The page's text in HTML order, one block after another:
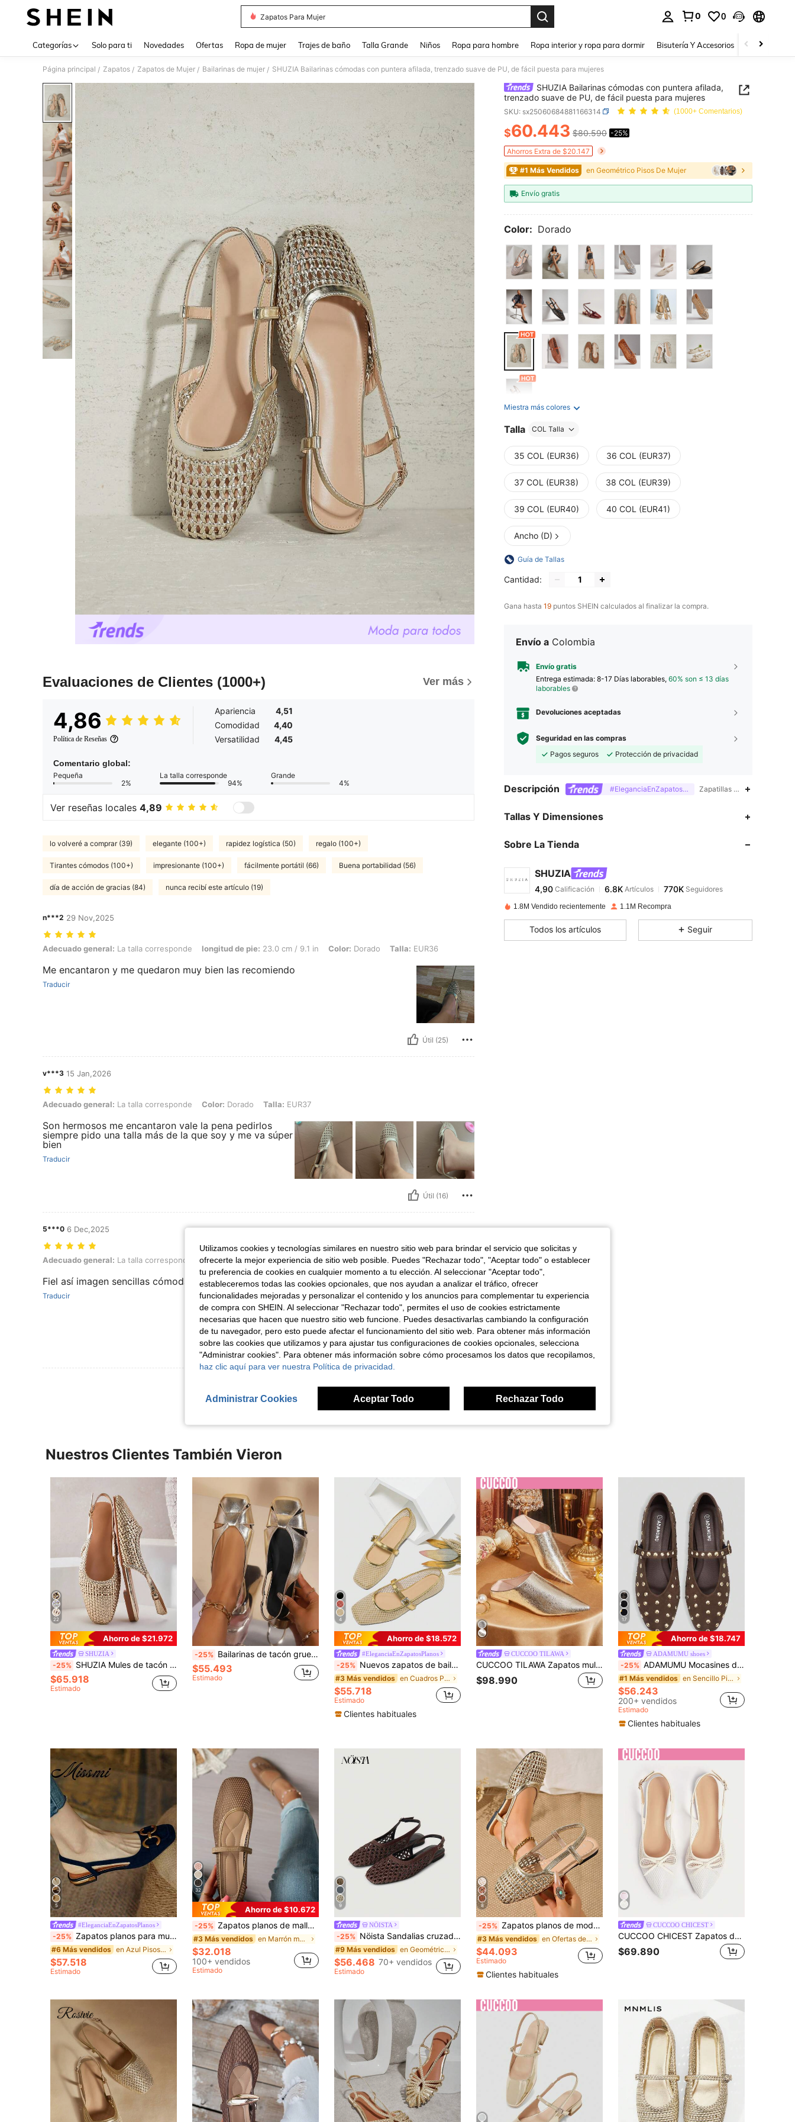
Zapatos Para Mujer
0 0
Categorías Solo para ti Novedades Ofertas Ropa de mujer Trajes de baño Talla Grande Niños Ropa para hombre Ropa interior y ropa para dormir Bisutería Y Accesorios Zapatos
Página principal / Zapatos / Zapatos de Mujer / Bailarinas de mujer / SHUZIA Bailarinas cómodas con puntera afilada, trenzado suave de PU, de fácil puesta para mujeres
Evaluaciones de Clientes (1000+) Ver más
4,86
Política de Reseñas
Apariencia
4,51
Comodidad
4,40
Versatilidad
4,45
Comentario global:
Pequeña
2%
La talla corresponde
94%
Grande
4%
Ver reseñas locales 4,89
lo volveré a comprar (39) elegante (100+) rapidez logística (50) regalo (100+)
Tirantes cómodos (100+) impresionante (100+) fácilmente portátil (66) Buena portabilidad (56)
día de acción de gracias (84) nunca recibí este artículo (19)
n***2 29 Nov,2025
Adecuado general: La talla corresponde, longitud de pie: 23.0 cm / 9.1 in, Color: Dorado, Talla: EUR36
Adecuado general: La talla corresponde longitud de pie: 23.0 cm / 9.1 in Color: Dorado Talla: EUR36
Me encantaron y me quedaron muy bien las recomiendo
Traducir
Útil (25)
v***3 15 Jan,2026
Adecuado general: La talla corresponde, Color: Dorado, Talla: EUR37
Adecuado general: La talla corresponde Color: Dorado Talla: EUR37
Son hermosos me encantaron vale la pena pedirlos
siempre pido una talla más de la que soy y me va súper
bien
Traducir
Útil (16)
5***0 6 Dec,2025
Adecuado general: La talla corresponde, Color: Negro, Talla: EUR40
Adecuado general: La talla corresponde Color:Negro Talla:EUR40
Fiel así imagen sencillas cómodas y lindas me gustó la compra
Traducir
Útil (4)
SHUZIA Bailarinas cómodas con puntera afilada,
trenzado suave de PU, de fácil puesta para mujeres
SKU: sx25060684881166314 (1000+ Comentarios)
PRICE AND AVAILABILITY
$60.443 $80.590 -25%
Ahorros Extra de $20.147
#1 Más Vendidos en Geométrico Pisos De Mujer
Envío gratis
Color: Dorado
Miestra más colores
Talla COL Talla
35 COL (EUR36) 36 COL (EUR37)
37 COL (EUR38) 38 COL (EUR39)
39 COL (EUR40) 40 COL (EUR41)
Ancho (D)
Guía de Tallas
Cantidad:
Gana hasta 19 puntos SHEIN calculados al finalizar la compra.
Envío a Colombia
Envío gratis
Entrega estimada: 8-17 Días laborables, 60% son ≤ 13 días
laborables
Devoluciones aceptadas
Seguridad en las compras
Pagos seguros
Protección de privacidad
Descripción #EleganciaEnZapatosPlanosZapatillas abiertas,Unidad
Tallas Y Dimensiones
Sobre La Tienda
SHUZIA
4,90
4,90 Calificación 6.8K
d***3pagó Hace 1 día
1.8M Vendido recientemente 1.1M Recompra
Todos los artículos Seguir
Nuestros Clientes También Vieron
22
Ahorro de $21.972
SHUZIA
-25% SHUZIA Mules de tacón con correa trasera de PU tejido de ganchillo elegantes para damas
$65.918
Estimado
-25% Bailarinas de tacón grueso estilo Mary Jane para mujer, diseño de tacón cuadrado y punta cerrada, para el Día de San Valentín
$55.493
Estimado
4
Ahorro de $18.572
#EleganciaEnZapatosPlanos
-25% Nuevos zapatos de bailarina para mujeres, zapatos planos cuadrados de punta para primavera, sandalias casuales transpirables de unicolor, zapatos elegantes y cómodos, dorados
#3 Más vendidos en Cuadros Pisos De Mujer
$55.718
Estimado
Clientes habituales
CUCCOO TILAWA
CUCCOO TILAWA Zapatos mule de punta puntiaguda clásicos dorados para mujer
$98.990
17
Ahorro de $18.747
ADAMUMU shoes
-25% ADAMUMU Mocasines de Moda de Alta Gama para Mujer Talla Grande, Cómodos y Ligeros, Adecuados para Primavera, Verano, Otoño e Invierno, Versátiles para el Uso Diario
#1 Más vendidos en Sencillo Pisos De Mujer
$56.243
200+ vendidos
Estimado
Clientes habituales
5
#EleganciaEnZapatosPlanos
-25% Zapatos planos para mujer, otoño 2025
#6 Más vendidos en Azul Pisos De Mujer
$57.518
Estimado
32
Ahorro de $10.672
-25% Zapatos planos de malla hueca para mujer, zapatos de ballet ligeros, cómodos y de moda, adecuados para el uso diario en verano, regalo del Día de la Madre
#3 Más vendidos en Marrón moca Pisos De Mujer
$32.018
100+ vendidos
Estimado
9
NÖISTA
-25% Nöista Sandalias cruzadas tejidas en marrón, diseñadas con delicados tops de malla y correas ajustables, transpirables y cómodas, estilo retro para salidas de primavera y ocasiones de banquete de verano
#9 Más vendidos en Geométrico Pisos De Mujer
$56.468 70+ vendidos
Estimado
8
-25% Zapatos planos de moda de verano para mujer con diseño de hebilla hueca, cómodos de usar, muy adecuados para viajes, vacaciones y el Día de la Madre, zapatos de ballet
#3 Más vendidos en Ofertas de nueva llegada Pisos De Mujer
$44.093
Estimado
Clientes habituales
CUCCOO CHICEST
CUCCOO CHICEST Zapatos de mujer de verano con suela plana, punta fina, estilo slingback, malla, lazo, transpirables, con hebilla, mules de moda para uso casual diario
$69.890
Utilizamos cookies y tecnologías similares en nuestro sitio web para brindar el servicio que solicitas y
ofrecerte la mejor experiencia de sitio web posible. Puedes "Rechazar todo", "Aceptar todo" o establecer
tu preferencia de cookies en cualquier momento a tu elección. Al seleccionar "Aceptar todo",
estableceremos todas las cookies opcionales, que nos ayudan a analizar el tráfico, ofrecer
funcionalidades mejoradas y personalizar el contenido y los anuncios para complementar tu experiencia
de compra con SHEIN. Al seleccionar "Rechazar todo", permites el uso de cookies estrictamente
necesarias que hacen que nuestro sitio web funcione. Puedes desactivarlas cambiando la configuración
de tu navegador, pero esto puede afectar el funcionamiento del sitio web. Para obtener más información
sobre las cookies que utilizamos y para ajustar tus configuraciones de cookies opcionales, selecciona
"Administrar cookies". Para obtener más información sobre cómo procesamos los datos que recopilamos,
haz clic aquí para ver nuestra Política de privacidad.
Administrar Cookies Aceptar Todo Rechazar Todo